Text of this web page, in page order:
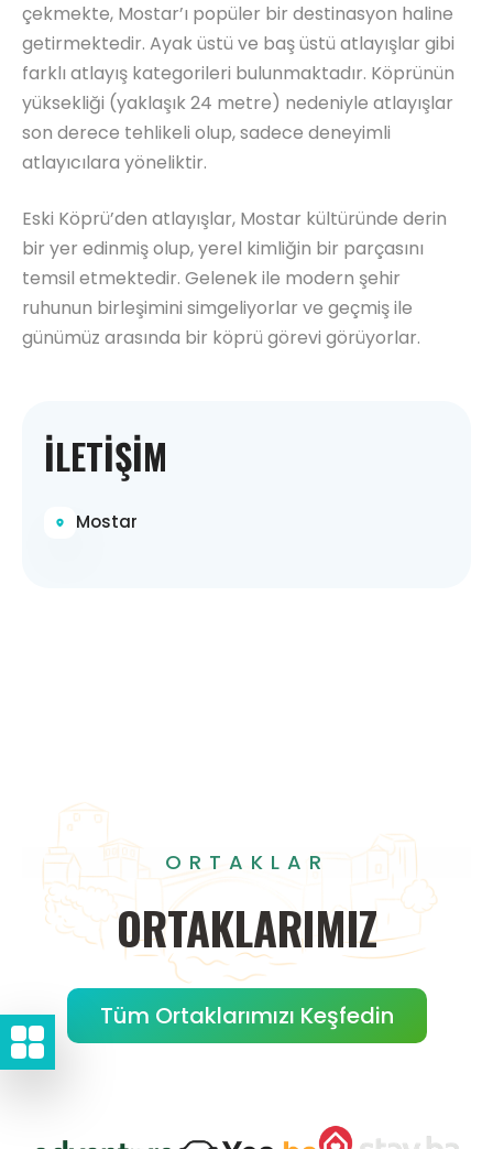
çekmekte, Mostar’ı popüler bir destinasyon haline
getirmektedir. Ayak üstü ve baş üstü atlayışlar gibi
farklı atlayış kategorileri bulunmaktadır. Köprünün
yüksekliği (yaklaşık 24 metre) nedeniyle atlayışlar
son derece tehlikeli olup, sadece deneyimli
atlayıcılara yöneliktir.
Eski Köprü’den atlayışlar, Mostar kültüründe derin
bir yer edinmiş olup, yerel kimliğin bir parçasını
temsil etmektedir. Gelenek ile modern şehir
ruhunun birleşimini simgeliyorlar ve geçmiş ile
günümüz arasında bir köprü görevi görüyorlar.
İLETIŞIM
Mostar
ORTAKLAR
ORTAKLARIMIZ
Tüm Ortaklarımızı Keşfedin